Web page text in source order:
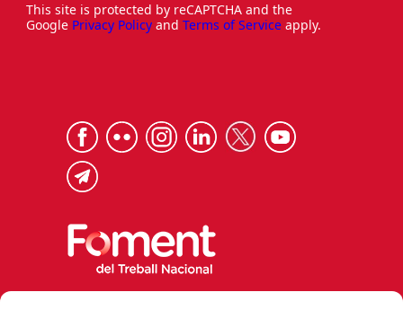
This site is protected by reCAPTCHA and the
Google Privacy Policy and Terms of Service apply.